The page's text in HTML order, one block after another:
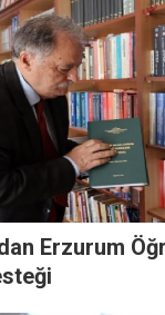
Erzurum